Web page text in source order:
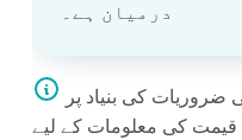
درمیان ہے۔
کی معلومات کے لیے